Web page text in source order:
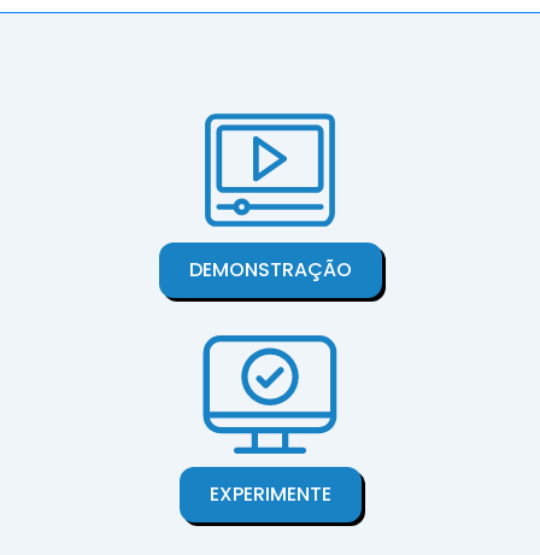
DEMONSTRAÇÃO
EXPERIMENTE